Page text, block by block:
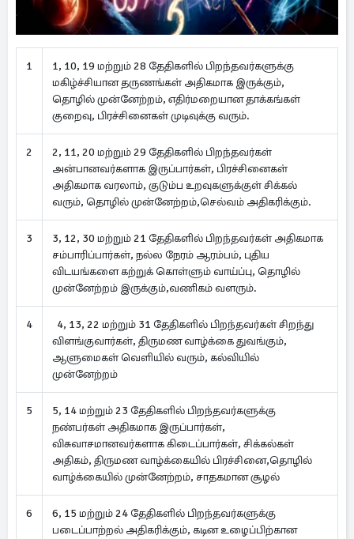
1
1, 10, 19 மற்றும் 28 தேதிகளில் பிறந்தவர்களுக்கு
மகிழ்ச்சியான தருணங்கள் அதிகமாக இருக்கும்,
தொழில் முன்னேற்றம், எதிர்மறையான தாக்கங்கள்
குறைவு, பிரச்சினைகள் முடிவுக்கு வரும்.
2
2, 11, 20 மற்றும் 29 தேதிகளில் பிறந்தவர்கள்
அன்பானவர்களாக இருப்பார்கள், பிரச்சினைகள்
அதிகமாக வரலாம், குடும்ப உறவுகளுக்குள் சிக்கல்
வரும், தொழில் முன்னேற்றம்,செல்வம் அதிகரிக்கும்.
3
3, 12, 30 மற்றும் 21 தேதிகளில் பிறந்தவர்கள் அதிகமாக
சம்பாரிப்பார்கள், நல்ல நேரம் ஆரம்பம், புதிய
விடயங்களை கற்றுக் கொள்ளும் வாய்ப்பு, தொழில்
முன்னேற்றம் இருக்கும்,வணிகம் வளரும்.
4
4, 13, 22 மற்றும் 31 தேதிகளில் பிறந்தவர்கள் சிறந்து
விளங்குவார்கள், திருமண வாழ்க்கை துவங்கும்,
ஆளுமைகள் வெளியில் வரும், கல்வியில்
முன்னேற்றம்
5
5, 14 மற்றும் 23 தேதிகளில் பிறந்தவர்களுக்கு
நண்பர்கள் அதிகமாக இருப்பார்கள்,
விசுவாசமானவர்களாக கிடைப்பார்கள், சிக்கல்கள்
அதிகம், திருமண வாழ்க்கையில் பிரச்சினை,தொழில்
வாழ்க்கையில் முன்னேற்றம், சாதகமான சூழல்
6
6, 15 மற்றும் 24 தேதிகளில் பிறந்தவர்களுக்கு
படைப்பாற்றல் அதிகரிக்கும், கடின உழைப்பிற்கான